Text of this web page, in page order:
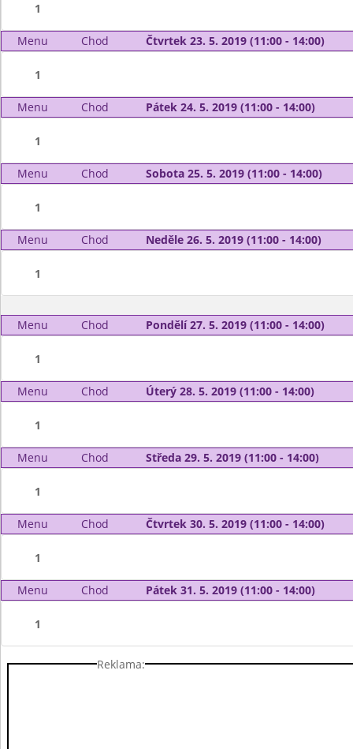
1
Menu Chod Čtvrtek 23. 5. 2019 (11:00 - 14:00)
1
Menu Chod Pátek 24. 5. 2019 (11:00 - 14:00)
1
Menu Chod Sobota 25. 5. 2019 (11:00 - 14:00)
1
Menu Chod Neděle 26. 5. 2019 (11:00 - 14:00)
1
Menu Chod Pondělí 27. 5. 2019 (11:00 - 14:00)
1
Menu Chod Úterý 28. 5. 2019 (11:00 - 14:00)
1
Menu Chod Středa 29. 5. 2019 (11:00 - 14:00)
1
Menu Chod Čtvrtek 30. 5. 2019 (11:00 - 14:00)
1
Menu Chod Pátek 31. 5. 2019 (11:00 - 14:00)
1
Reklama: